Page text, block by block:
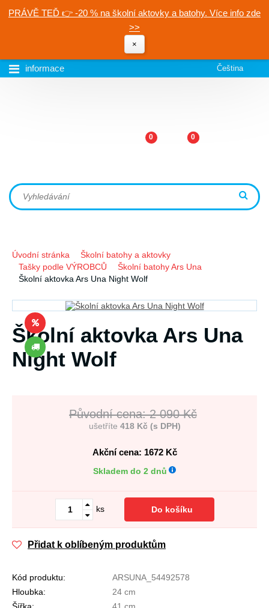
PRÁVĚ TEĎ 👉 -20 % na školní aktovky a batohy. Více info zde
>>
×
informace Čeština
0 0
Úvodní stránka
Školní batohy a aktovky
Tašky podle VÝROBCŮ
Školní batohy Ars Una
Školní aktovka Ars Una Night Wolf
Školní aktovka Ars Una
Night Wolf
Původní cena: 2 090 Kč
ušetříte 418 Kč (s DPH)
Akční cena: 1672Kč
Skladem do 2 dnů
ks Do košíku
Přidat k oblíbeným produktům
Kód produktu:
ARSUNA_54492578
Hloubka:
24 cm